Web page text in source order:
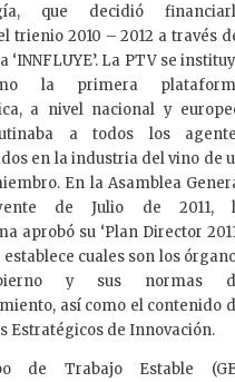
que decidió
trienio 2010 – 2012 a través
‘INNFLUYE’. La PTV se
la primera
a nivel nacional y
a todos los
en la industria del vino de
En la Asamblea
de Julio de 2011,
aprobó su ‘Plan Director
establece cuales son los
y sus normas
así como el contenido
Estratégicos de Innovación.
de Trabajo Estable